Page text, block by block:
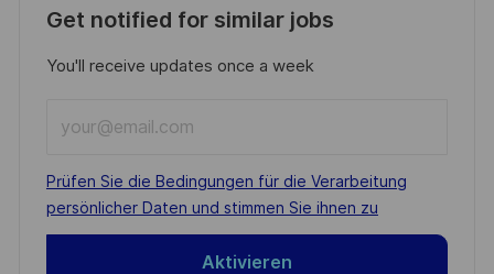
Get notified for similar jobs
You'll receive updates once a week
Email
address
(Required)
Required
Prüfen Sie die Bedingungen für die Verarbeitung
persönlicher Daten und stimmen Sie ihnen zu
Aktivieren